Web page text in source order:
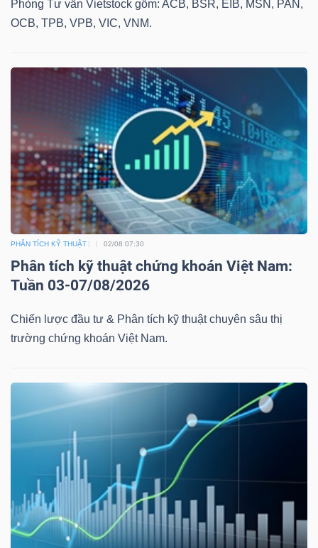
Phòng Tư vấn Vietstock gồm: ACB, BSR, EIB, MSN, PAN,
OCB, TPB, VPB, VIC, VNM.
PHÂN TÍCH KỸ THUẬT 02/08 07:30
Phân tích kỹ thuật chứng khoán Việt Nam:
Tuần 03-07/08/2026
Chiến lược đầu tư & Phân tích kỹ thuật chuyên sâu thị
trường chứng khoán Việt Nam.